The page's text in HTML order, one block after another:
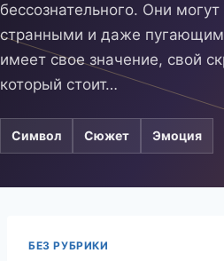
бессознательного. Они
странными и даже
имеет свое значение, свой
который стоит…
Символ Сюжет Эмоция
БЕЗ РУБРИКИ